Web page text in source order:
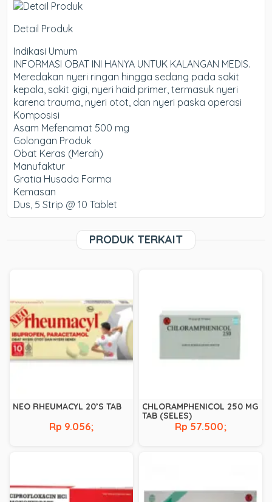
Detail Produk
Indikasi Umum
INFORMASI OBAT INI HANYA UNTUK KALANGAN MEDIS.
Meredakan nyeri ringan hingga sedang pada sakit
kepala, sakit gigi, nyeri haid primer, termasuk nyeri
karena trauma, nyeri otot, dan nyeri paska operasi
Komposisi
Asam Mefenamat 500 mg
Golongan Produk
Obat Keras (Merah)
Manufaktur
Gratia Husada Farma
Kemasan
Dus, 5 Strip @ 10 Tablet
PRODUK TERKAIT
NEO RHEUMACYL 20’S TAB
Rp 9.056;
CHLORAMPHENICOL 250 MG
TAB (SELES)
Rp 57.500;